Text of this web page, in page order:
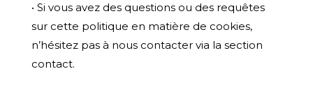
• Si vous avez des questions ou des requêtes
sur cette politique en matière de cookies,
n’hésitez pas à nous contacter via la section
contact.